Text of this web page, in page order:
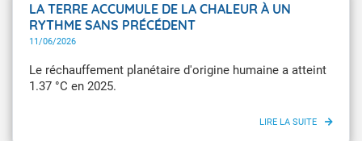
LA TERRE ACCUMULE DE LA CHALEUR À UN
RYTHME SANS PRÉCÉDENT
11/06/2026
Le réchauffement planétaire d'origine humaine a atteint
1.37 °C en 2025.